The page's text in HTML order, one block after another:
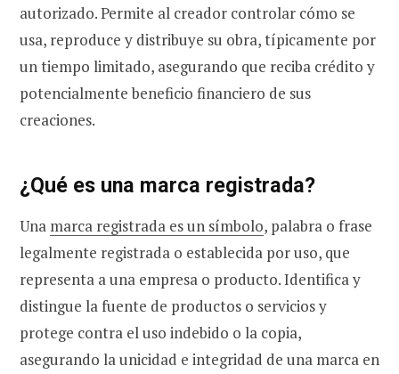
autorizado. Permite al creador controlar cómo se
usa, reproduce y distribuye su obra, típicamente por
un tiempo limitado, asegurando que reciba crédito y
potencialmente beneficio financiero de sus
creaciones.
¿Qué es una marca registrada?
Una marca registrada es un símbolo, palabra o frase
legalmente registrada o establecida por uso, que
representa a una empresa o producto. Identifica y
distingue la fuente de productos o servicios y
protege contra el uso indebido o la copia,
asegurando la unicidad e integridad de una marca en